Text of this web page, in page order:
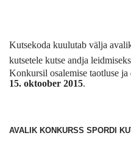
Kutsekoda kuulutab välja
kutsetele kutse andja
Konkursil osalemise taotluse ja
15. oktoober 2015.
AVALIK KONKURSS SPORDI